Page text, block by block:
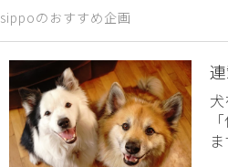
sippoのおすすめ企画
ま